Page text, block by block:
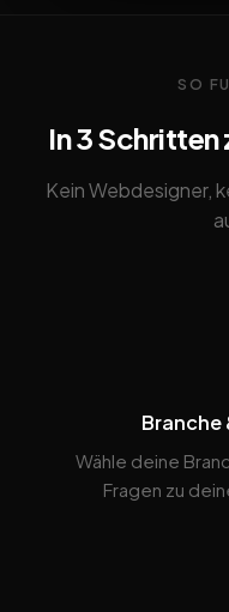
SO
In 3
Kein Webdesigner,
Branche
Wähle deine
Fragen zu